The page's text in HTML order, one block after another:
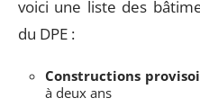
voici une liste des
du DPE :
Constructions
à deux ans